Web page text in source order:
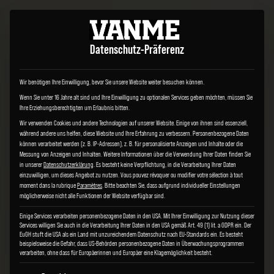
Datenschutz-Präferenz
Wir benötigen Ihre Einwilligung, bevor Sie unsere Website weiter besuchen können.
Wenn Sie unter 16 Jahre alt sind und Ihre Einwilligung zu optionalen Services geben möchten, müssen Sie
Ihre Erziehungsberechtigten um Erlaubnis bitten.
Wir verwenden Cookies und andere Technologien auf unserer Website. Einige von ihnen sind essenziell,
während andere uns helfen, diese Website und Ihre Erfahrung zu verbessern.Personenbezogene Daten
können verarbeitet werden (z. B. IP-Adressen), z. B. für personalisierte Anzeigen und Inhalte oder die
Messung von Anzeigen und Inhalten.Weitere Informationen über die Verwendung Ihrer Daten finden Sie
in unsererDatenschutzerklärung.Es besteht keine Verpflichtung, in die Verarbeitung Ihrer Daten
einzuwilligen, um dieses Angebot zu nutzen.Vous pouvez révoquer ou modifier votre sélection à tout
moment dans la rubriqueParamètres.Bitte beachten Sie, dass aufgrund individueller Einstellungen
möglicherweise nicht alle Funktionen der Website verfügbar sind.
Einige Services verarbeiten personenbezogene Daten in den USA. Mit Ihrer Einwilligung zur Nutzung dieser
Services willigen Sie auch in die Verarbeitung Ihrer Daten in den USA gemäß Art. 49 (1) lit. a GDPR ein. Der
EuGH stuft die USA als ein Land mit unzureichendem Datenschutz nach EU-Standards ein. Es besteht
beispielsweise die Gefahr, dass US-Behörden personenbezogene Daten in Überwachungsprogrammen
verarbeiten, ohne dass für Europäerinnen und Europäer eine Klagemöglichkeit besteht.